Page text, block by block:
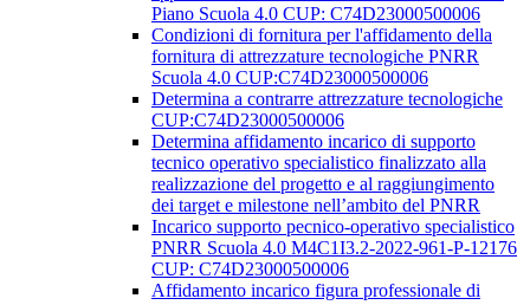
Piano Scuola 4.0 CUP: C74D23000500006
Condizioni di fornitura per l'affidamento della
fornitura di attrezzature tecnologiche PNRR
Scuola 4.0 CUP:C74D23000500006
Determina a contrarre attrezzature tecnologiche
CUP:C74D23000500006
Determina affidamento incarico di supporto
tecnico operativo specialistico finalizzato alla
realizzazione del progetto e al raggiungimento
dei target e milestone nell’ambito del PNRR
Incarico supporto pecnico-operativo specialistico
PNRR Scuola 4.0 M4C1I3.2-2022-961-P-12176
CUP: C74D23000500006
Affidamento incarico figura professionale di